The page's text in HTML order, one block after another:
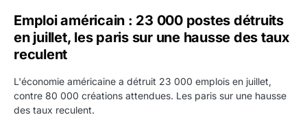
Emploi américain : 23 000 postes détruits
en juillet, les paris sur une hausse des taux
reculent
L'économie américaine a détruit 23 000 emplois en juillet,
contre 80 000 créations attendues. Les paris sur une hausse
des taux reculent.